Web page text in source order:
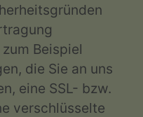
Beispiel
die Sie an uns
eine SSL- bzw.
verschlüsselte